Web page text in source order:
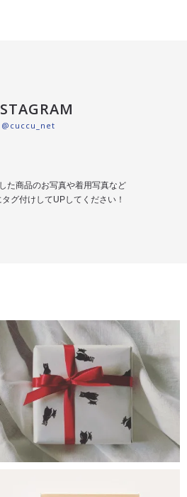
@cuccu_net
た商品のお写真や着用写真など
タグ付けしてUPしてください！